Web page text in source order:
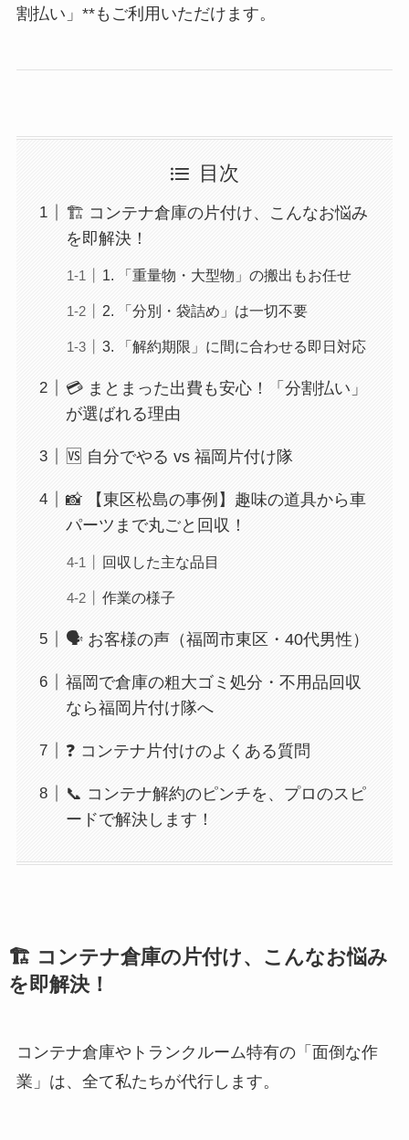
割払い」**もご利用いただけます。
目次
🏗️ コンテナ倉庫の片付け、こんなお悩み
を即解決！
1. 「重量物・大型物」の搬出もお任せ
2. 「分別・袋詰め」は一切不要
3. 「解約期限」に間に合わせる即日対応
💳 まとまった出費も安心！「分割払い」
が選ばれる理由
🆚 自分でやる vs 福岡片付け隊
📸 【東区松島の事例】趣味の道具から車
パーツまで丸ごと回収！
回収した主な品目
作業の様子
🗣️ お客様の声（福岡市東区・40代男性）
福岡で倉庫の粗大ゴミ処分・不用品回収
なら福岡片付け隊へ
❓ コンテナ片付けのよくある質問
📞 コンテナ解約のピンチを、プロのスピ
ードで解決します！
🏗️ コンテナ倉庫の片付け、こんなお悩み
を即解決！
コンテナ倉庫やトランクルーム特有の「面倒な作
業」は、全て私たちが代行します。